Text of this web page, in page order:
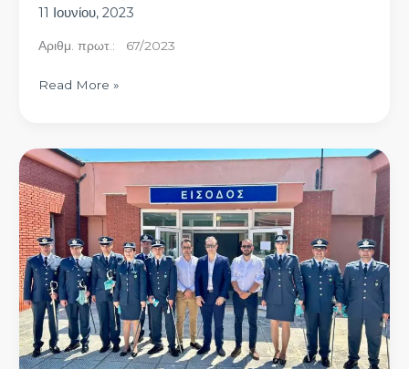
11 Ιουνίου, 2023
Αριθμ. πρωτ.: 67/2023
Read More »
Η
Ένωσή
μας
στην
τελετή
ορκωμοσίας
των
νέων
Υπαστυνόμων
Β΄
του